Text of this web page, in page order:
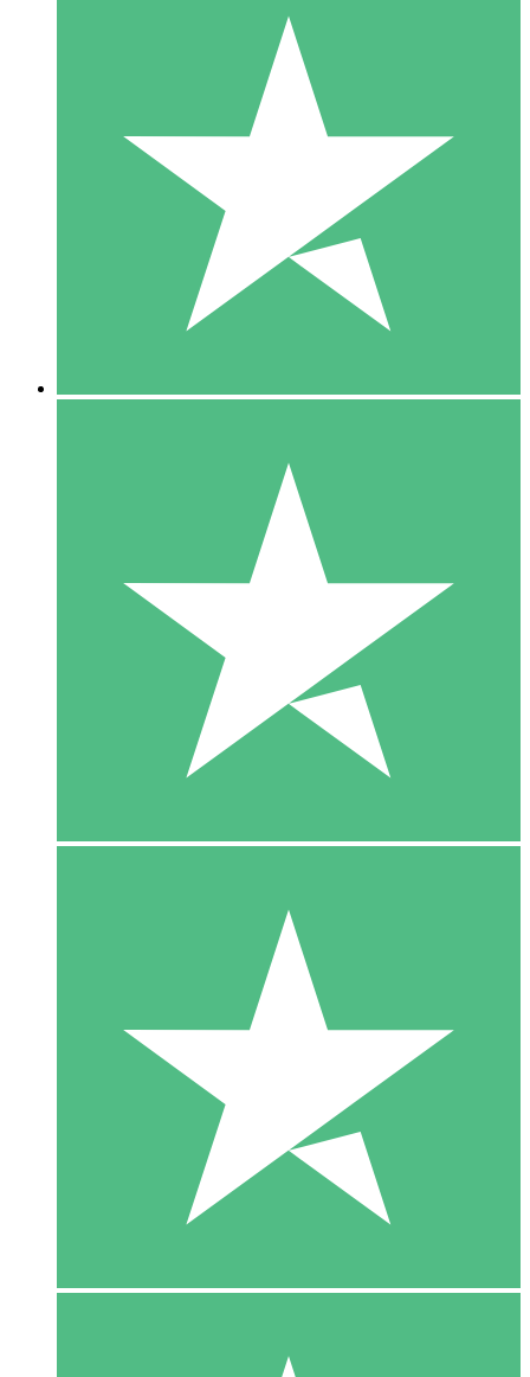
Individuella Kreditpaket
Betala per användning med nedladdningskrediter. Inget
1 Nedladdningar
10 00
10 Nedladdningar
20 00